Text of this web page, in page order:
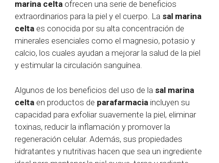
marina celta ofrecen una serie de beneficios
extraordinarios para la piel y el cuerpo. La sal marina
celta es conocida por su alta concentración de
minerales esenciales como el magnesio, potasio y
calcio, los cuales ayudan a mejorar la salud de la piel
y estimular la circulación sanguínea.
Algunos de los beneficios del uso de la sal marina
celta en productos de parafarmacia incluyen su
capacidad para exfoliar suavemente la piel, eliminar
toxinas, reducir la inflamación y promover la
regeneración celular. Además, sus propiedades
hidratantes y nutritivas hacen que sea un ingrediente